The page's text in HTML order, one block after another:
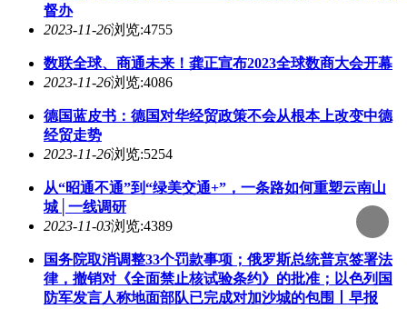
督办
2023-11-26浏览:4755
数联全球、商通未来！龚正宣布2023全球数商大会开幕
2023-11-26浏览:4086
德国蓝皮书：德国对华经贸政策不会从根本上改变中德
经贸走势
2023-11-26浏览:5254
从“昭通不通”到“绿美交通+”，一条路如何重塑云南山
城│一线调研
2023-11-03浏览:4389
国务院取消调整33个罚款事项；俄罗斯总统普京签署法
律，撤销对《全面禁止核试验条约》的批准；以色列国
防军发言人称地面部队已完成对加沙城的包围丨早报